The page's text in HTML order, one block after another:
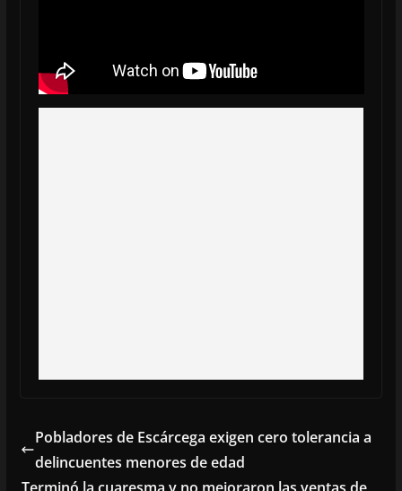
Pobladores de Escárcega exigen cero tolerancia a
delincuentes menores de edad